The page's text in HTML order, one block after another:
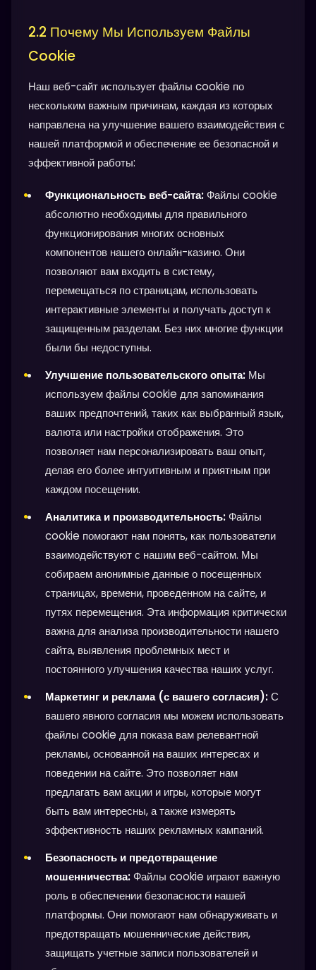
2.2 Почему Мы Используем Файлы
Cookie
Наш веб-сайт использует файлы cookie по
нескольким важным причинам, каждая из которых
направлена на улучшение вашего взаимодействия с
нашей платформой и обеспечение ее безопасной и
эффективной работы:
Функциональность веб-сайта:Файлы cookie
абсолютно необходимы для правильного
функционирования многих основных
компонентов нашего онлайн-казино. Они
позволяют вам входить в систему,
перемещаться по страницам, использовать
интерактивные элементы и получать доступ к
защищенным разделам. Без них многие функции
были бы недоступны.
Улучшение пользовательского опыта: Мы
используем файлы cookie для запоминания
ваших предпочтений, таких как выбранный язык,
валюта или настройки отображения. Это
позволяет нам персонализировать ваш опыт,
делая его более интуитивным и приятным при
каждом посещении.
Аналитика и производительность:Файлы
cookie помогают нам понять, как пользователи
взаимодействуют с нашим веб-сайтом. Мы
собираем анонимные данные о посещенных
страницах, времени, проведенном на сайте, и
путях перемещения. Эта информация критически
важна для анализа производительности нашего
сайта, выявления проблемных мест и
постоянного улучшения качества наших услуг.
Маркетинг и реклама (с вашего согласия):С
вашего явного согласия мы можем использовать
файлы cookie для показа вам релевантной
рекламы, основанной на ваших интересах и
поведении на сайте. Это позволяет нам
предлагать вам акции и игры, которые могут
быть вам интересны, а также измерять
эффективность наших рекламных кампаний.
Безопасность и предотвращение
мошенничества:Файлы cookie играют важную
роль в обеспечении безопасности нашей
платформы. Они помогают нам обнаруживать и
предотвращать мошеннические действия,
защищать учетные записи пользователей и